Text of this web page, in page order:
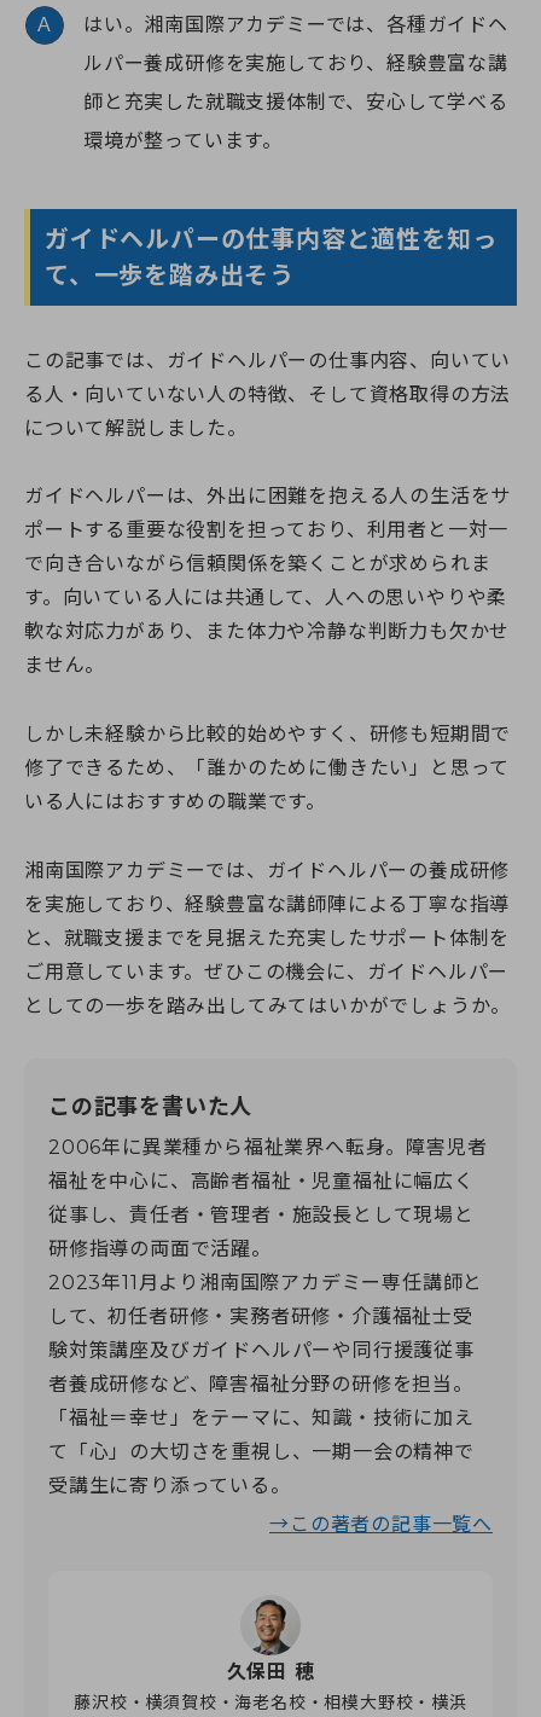
A
はい。湘南国際アカデミーでは、各種ガイドヘ
ルパー養成研修を実施しており、経験豊富な講
師と充実した就職支援体制で、安心して学べる
環境が整っています。
ガイドヘルパーの仕事内容と適性を知っ
て、一歩を踏み出そう
この記事では、ガイドヘルパーの仕事内容、向いてい
る人・向いていない人の特徴、そして資格取得の方法
について解説しました。
ガイドヘルパーは、外出に困難を抱える人の生活をサ
ポートする重要な役割を担っており、利用者と一対一
で向き合いながら信頼関係を築くことが求められま
す。向いている人には共通して、人への思いやりや柔
軟な対応力があり、また体力や冷静な判断力も欠かせ
ません。
しかし未経験から比較的始めやすく、研修も短期間で
修了できるため、「誰かのために働きたい」と思って
いる人にはおすすめの職業です。
湘南国際アカデミーでは、ガイドヘルパーの養成研修
を実施しており、経験豊富な講師陣による丁寧な指導
と、就職支援までを見据えた充実したサポート体制を
ご用意しています。ぜひこの機会に、ガイドヘルパー
としての一歩を踏み出してみてはいかがでしょうか。
この記事を書いた人
2006年に異業種から福祉業界へ転身。障害児者
福祉を中心に、高齢者福祉・児童福祉に幅広く
従事し、責任者・管理者・施設長として現場と
研修指導の両面で活躍。
2023年11月より湘南国際アカデミー専任講師と
して、初任者研修・実務者研修・介護福祉士受
験対策講座及びガイドヘルパーや同行援護従事
者養成研修など、障害福祉分野の研修を担当。
「福祉＝幸せ」をテーマに、知識・技術に加え
て「心」の大切さを重視し、一期一会の精神で
受講生に寄り添っている。
→この著者の記事一覧へ
久保田 穂
藤沢校・横須賀校・海老名校・相模大野校・横浜